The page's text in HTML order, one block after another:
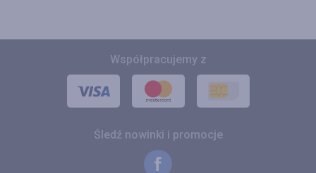
Współpracujemy z
Śledź nowinki i promocje